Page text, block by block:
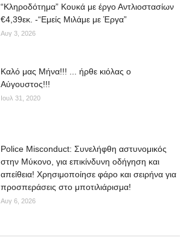
“Κληροδότημα” Κουκά με έργο Αντλιοστασίων
€4,39εκ. -“Εμείς Μιλάμε με Έργα”
Αυγ 3, 2026
Kαλό μας Μήνα!!! ... ήρθε κιόλας ο
Αύγουστος!!!
Ιουλ 31, 2020
Police Misconduct: Συνελήφθη αστυνομικός
στην Μύκονο, για επικίνδυνη οδήγηση και
απείθεια! Χρησιμοποίησε φάρο και σειρήνα για
προσπεράσεις στο μποτιλιάρισμα!
Αυγ 6, 2026